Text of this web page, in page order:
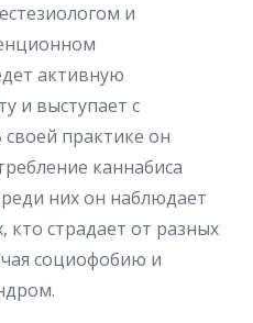
и
активную
и выступает с
практике он
каннабиса
них он наблюдает
кто страдает от разных
социофобию и